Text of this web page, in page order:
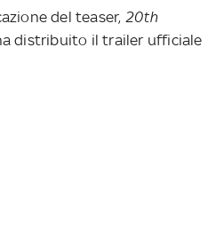
del teaser, 20th
distribuito il trailer ufficiale